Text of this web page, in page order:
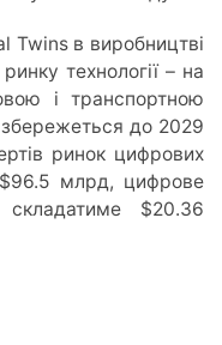
Twins в виробництві
технології – на
і транспортною
до 2029
ринок цифрових
$96.5 млрд, цифрове
$20.36